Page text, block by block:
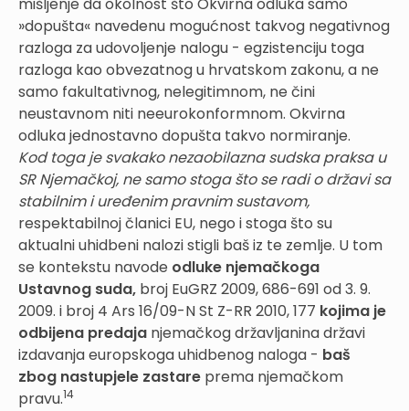
mišljenje da okolnost što Okvirna odluka samo
»dopušta« navedenu mogućnost takvog negativnog
razloga za udovoljenje nalogu - egzistenciju toga
razloga kao obvezatnog u hrvatskom zakonu, a ne
samo fakultativnog, nelegitimnom, ne čini
neustavnom niti neeurokonformnom. Okvirna
odluka jednostavno dopušta takvo normiranje.
Kod toga je svakako nezaobilazna sudska praksa u
SR Njemačkoj, ne samo stoga što se radi o državi sa
stabilnim i uređenim pravnim sustavom,
respektabilnoj članici EU, nego i stoga što su
aktualni uhidbeni nalozi stigli baš iz te zemlje. U tom
se kontekstu navode odluke njemačkoga
Ustavnog suda, broj EuGRZ 2009, 686-691 od 3. 9.
2009. i broj 4 Ars 16/09-N St Z-RR 2010, 177 kojima je
odbijena predaja njemačkog državljanina državi
izdavanja europskoga uhidbenog naloga - baš
zbog nastupjele zastare prema njemačkom
pravu.14